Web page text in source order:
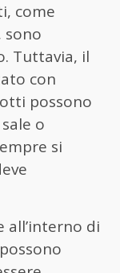
come
sono
Tuttavia, il
con
possono
o
si
all’interno di